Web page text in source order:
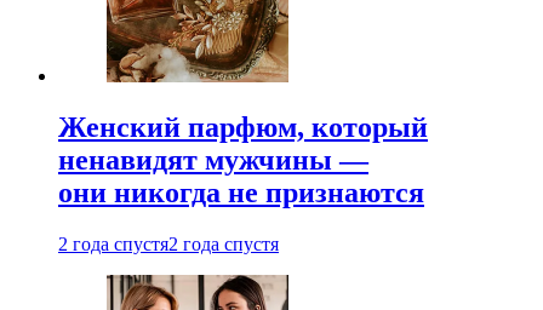
Женский парфюм, который
ненавидят мужчины —
они никогда не признаются
2 года спустя2 года спустя